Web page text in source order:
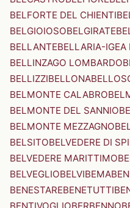
BELFORTE DEL CHIENTI
BELGIOIOSOBELGIRATE
BELLANTEBELLARIA-IGEA
BELLINZAGO LOMBARDO
BELLIZZIBELLONA
BELMONTE CALABRO
BELMONTE DEL SANNIO
BELMONTE MEZZAGNO
BELSITOBELVEDERE DI
BELVEDERE MARITTIMO
BELVEGLIOBELVIBEMA
BENESTAREBENETUTTI